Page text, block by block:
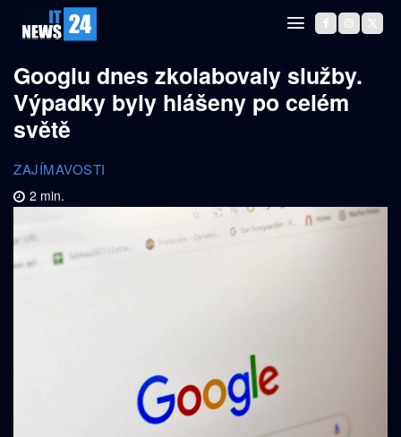
Googlu dnes zkolabovaly služby.
Výpadky byly hlášeny po celém
světě
ZAJÍMAVOSTI
2 min.